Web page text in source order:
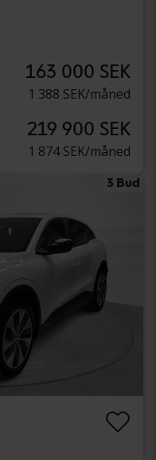
163 000 SEK
1 388 SEK/måned
219 900 SEK
1 874 SEK/måned
3 Bud